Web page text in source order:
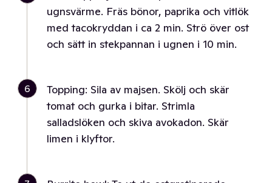
ugnsvärme. Fräs bönor, paprika och vitlök
med tacokryddan i ca 2 min. Strö över ost
och sätt in stekpannan i ugnen i 10 min.
6
Topping: Sila av majsen. Skölj och skär
tomat och gurka i bitar. Strimla
salladslöken och skiva avokadon. Skär
limen i klyftor.